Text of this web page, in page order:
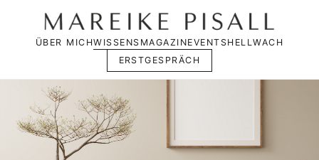
ÜBER MICHWISSENSMAGAZINEVENTSHELLWACH
ERSTGESPRÄCH